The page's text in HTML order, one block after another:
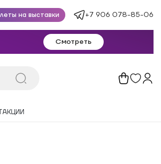
на выставки +7 906 078-85-06
Смотреть
АКЦИИ